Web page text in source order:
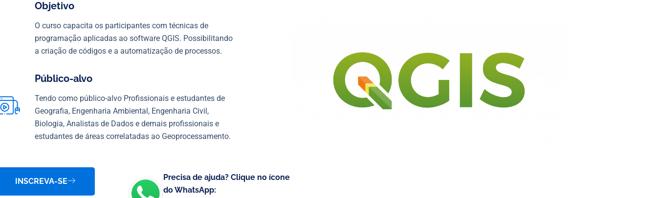
Objetivo
O curso capacita os participantes com técnicas de
programação aplicadas ao software QGIS. Possibilitando
a criação de códigos e a automatização de processos.
Público-alvo
Tendo como público-alvo Profissionais e estudantes de
Geografia, Engenharia Ambiental, Engenharia Civil,
Biologia, Analistas de Dados e demais profissionais e
estudantes de áreas correlatadas ao Geoprocessamento.
INSCREVA-SE
Precisa de ajuda? Clique no ícone
do WhatsApp: